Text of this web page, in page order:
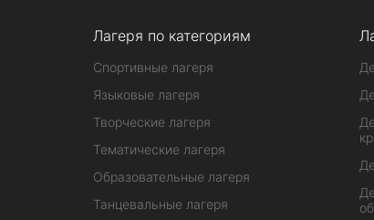
Лагеря по категориям
Спортивные лагеря
Языковые лагеря
Творческие лагеря
Тематические лагеря
Образовательные лагеря
Танцевальные лагеря